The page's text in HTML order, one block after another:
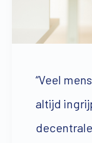
“Veel
altijd